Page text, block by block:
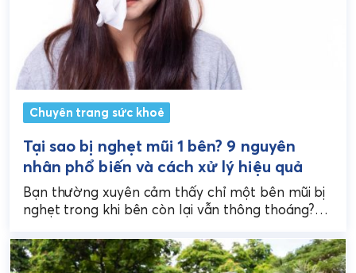
Chuyên trang sức khoẻ
Tại sao bị nghẹt mũi 1 bên? 9 nguyên
nhân phổ biến và cách xử lý hiệu quả
Bạn thường xuyên cảm thấy chỉ một bên mũi bị
nghẹt trong khi bên còn lại vẫn thông thoáng?